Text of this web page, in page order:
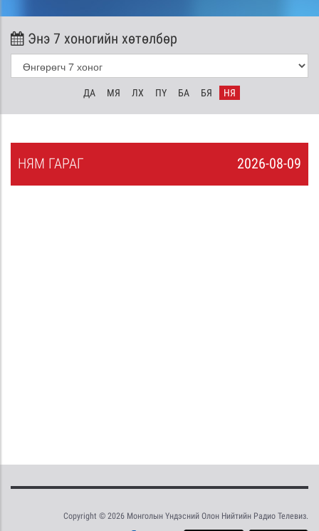
Энэ 7 хоногийн хөтөлбөр
ДА МЯ ЛХ ПҮ БА БЯ НЯ
2026-08-09
НЯМ ГАРАГ
Copyright © 2026 Монголын Үндэсний Олон Нийтийн Радио Телевиз.